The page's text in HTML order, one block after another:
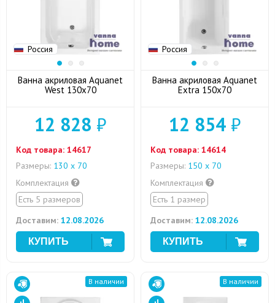
Россия
Ванна акриловая Aquanet
West 130x70
12 828 ₽
Код товара: 14617
Размеры: 130 х 70
Комплектация
Есть 5 размеров
Доставим: 12.08.2026
Россия
Ванна акриловая Aquanet
Extra 150x70
12 854 ₽
Код товара: 14614
Размеры: 150 х 70
Комплектация
Есть 1 размер
Доставим: 12.08.2026
В наличии В наличии